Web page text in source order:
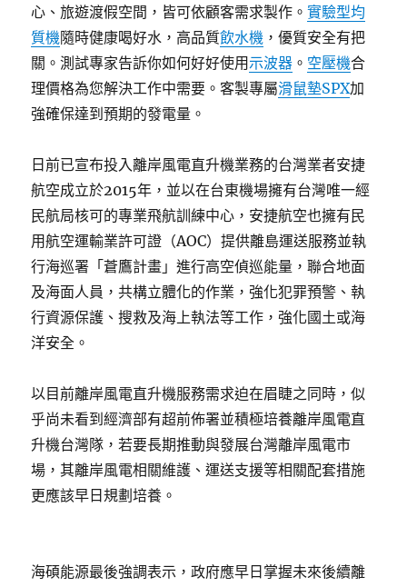
心、旅遊渡假空間，皆可依顧客需求製作。實驗型均
質機隨時健康喝好水，高品質飲水機 ，優質安全有把
關。測試專家告訴你如何好好使用示波器 。 空壓機合
理價格為您解決工作中需要。客製專屬滑鼠墊SPX加
強確保達到預期的發電量。
日前已宣布投入離岸風電直升機業務的台灣業者安捷
航空成立於2015年，並以在台東機場擁有台灣唯一經
民航局核可的專業飛航訓練中心，安捷航空也擁有民
用航空運輸業許可證（AOC）提供離島運送服務並執
行海巡署「蒼鷹計畫」進行高空偵巡能量，聯合地面
及海面人員，共構立體化的作業，強化犯罪預警、執
行資源保護、搜救及海上執法等工作，強化國土或海
洋安全。
以目前離岸風電直升機服務需求迫在眉睫之同時，似
乎尚未看到經濟部有超前佈署並積極培養離岸風電直
升機台灣隊，若要長期推動與發展台灣離岸風電市
場，其離岸風電相關維護、運送支援等相關配套措施
更應該早日規劃培養。
海碩能源最後強調表示，政府應早日掌握未來後續離